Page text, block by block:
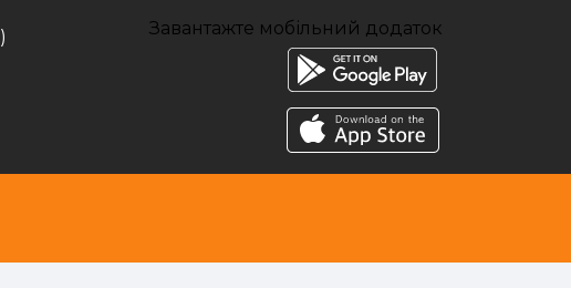
)
Завантажте мобільний додаток